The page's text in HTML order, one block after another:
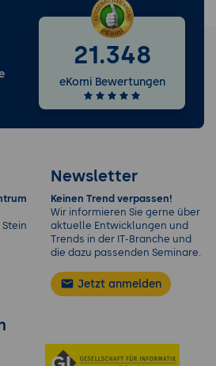
21.348
eKomi Bewertungen
Newsletter
Keinen Trend verpassen!
Wir informieren Sie gerne über
aktuelle Entwicklungen und
Trends in der IT-Branche und
die dazu passenden Seminare.
Jetzt anmelden